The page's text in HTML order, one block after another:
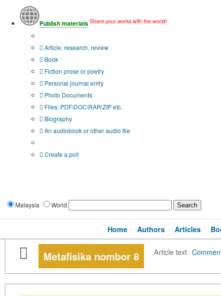
Publish materials Share your works with the world!
Article, research, review
Book
Fiction prose or poetry
Personal journal entry
Photo Documents
Files: PDF\DOC\RAR\ZIP etc.
Biography
An audiobook or other audio file
Create a poll
Malaysia World
Home Authors Articles
Metafisika nombor 8 Article text·